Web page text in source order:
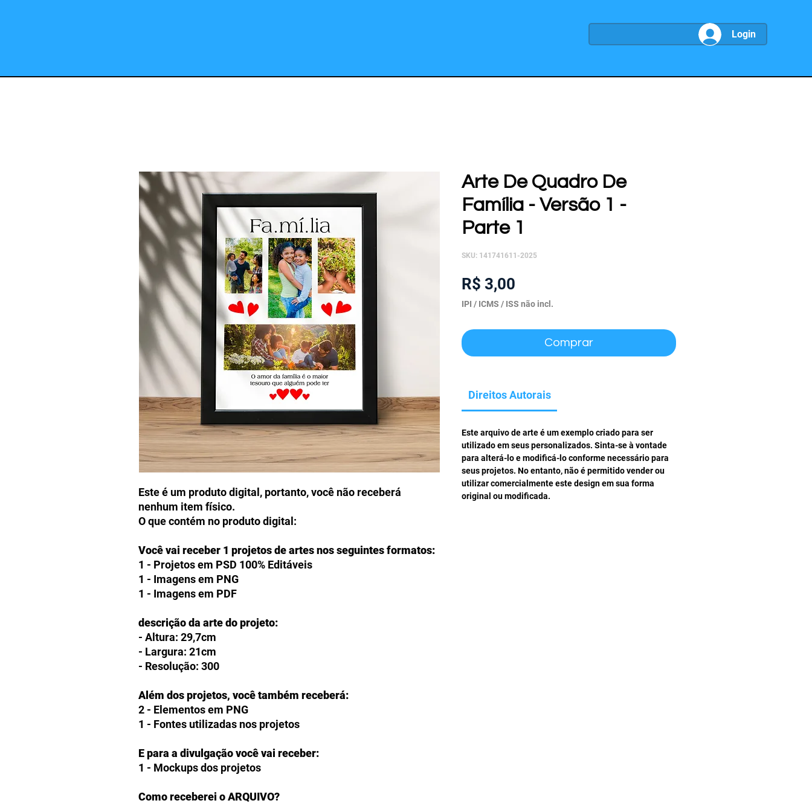
Login
Este é um produto digital, portanto, você não receberá
nenhum item físico.
O que contém no produto digital:
Você vai receber 1 projetos de artes nos seguintes formatos:
1 - Projetos em PSD 100% Editáveis
1 - Imagens em PNG
1 - Imagens em PDF
descrição da arte do projeto:
- Altura: 29,7cm
- Largura: 21cm
- Resolução: 300
Além dos projetos, você também receberá:
2 - Elementos em PNG
1 - Fontes utilizadas nos projetos
E para a divulgação você vai receber:
1 - Mockups dos projetos
Como receberei o ARQUIVO?
Arte De Quadro De
Família - Versão 1 -
Parte 1
SKU: 141741611-2025
R$ 3,00
IPI / ICMS / ISS não incl.
Comprar
Direitos Autorais
Este arquivo de arte é um exemplo criado para ser
utilizado em seus personalizados. Sinta-se à vontade
para alterá-lo e modificá-lo conforme necessário para
seus projetos. No entanto, não é permitido vender ou
utilizar comercialmente este design em sua forma
original ou modificada.